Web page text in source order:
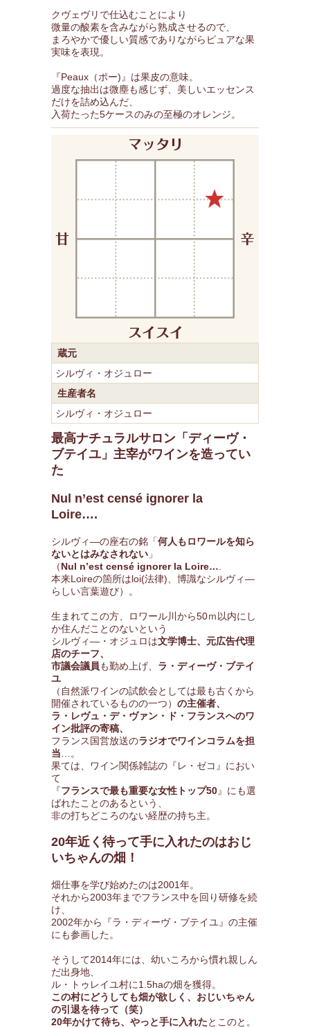
クヴェヴリで仕込むことにより
微量の酸素を含みながら熟成させるので、
まろやかで優しい質感でありながらピュアな果
実味を表現。
『Peaux（ポー)』は果皮の意味。
過度な抽出は微塵も感じず、美しいエッセンス
だけを詰め込んだ、
入荷たった5ケースのみの至極のオレンジ。
蔵元
シルヴィ・オジュロー
生産者名
シルヴィ・オジュロー
最高ナチュラルサロン「ディーヴ・
ブテイユ」主宰がワインを造ってい
た
Nul n’est censé ignorer la
Loire….
シルヴィ―の座右の銘「何人もロワールを知ら
ないとはみなされない 」
（Nul n’est censé ignorer la Loire…
本来Loireの箇所はloi(法律)、博識なシルヴィ―
らしい言葉遊び）。
生まれてこの方、ロワール川から50ｍ以内にし
か住んだことのないという
シルヴィ―・オジュロは文学博士、元広告代理
店のチーフ、
市議会議員も勤め上げ、 ラ・ディーヴ・ブテイ
ユ
（自然派ワインの試飲会としては最も古くから
開催されているものの一つ） の主催者、
ラ・レヴュ・デ・ヴァン・ド・フランスへのワ
イン批評の寄稿、
フランス国営放送のラジオでワインコラムを担
当 …。
果ては、ワイン関係雑誌の『レ・ゼコ』におい
て
『フランスで最も重要な女性トップ50』にも選
ばれたことのあるという、
非の打ちどころのない経歴の持ち主。
20年近く待って手に入れたのはおじ
いちゃんの畑！
畑仕事を学び始めたのは2001年。
それから2003年までフランス中を回り研修を続
け、
2002年から『ラ・ディーヴ・ブテイユ』の主催
にも参画した。
そうして2014年には、幼いころから慣れ親しん
だ出身地、
ル・トゥレイユ村に1.5haの畑を獲得。
この村にどうしても畑が欲しく、おじいちゃん
の引退を待って（笑）
20年かけて待ち、やっと手に入れたとこのと。